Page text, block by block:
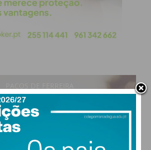
a newsletter do
concordo com os
termos e
clear sky
59% humidade